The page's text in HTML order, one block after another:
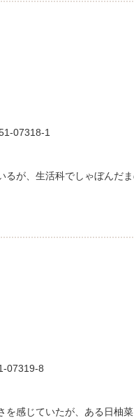
07318-1
るが、生活科でしゃぼん
07319-8
を感じていたが、ある日柚